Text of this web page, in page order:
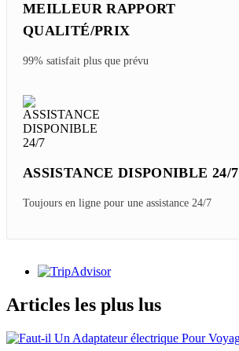
MEILLEUR RAPPORT
QUALITÉ/PRIX
99% satisfait plus que prévu
ASSISTANCE DISPONIBLE 24/7
Toujours en ligne pour une assistance 24/7
Articles les plus lus